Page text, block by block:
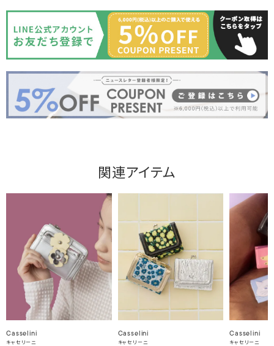
関連アイテム
Casselini
キャセリーニ
Casselini
キャセリーニ
Casselini
キャセリーニ